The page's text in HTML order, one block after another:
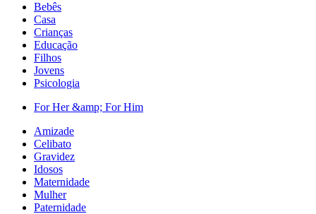
Bebês
Casa
Crianças
Educação
Filhos
Jovens
Psicologia
For Her &amp; For Him
Amizade
Celibato
Gravidez
Idosos
Maternidade
Mulher
Paternidade